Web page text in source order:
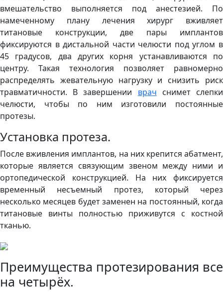
вмешательство выполняется под анестезией. По
намеченному плану лечения хирург вживляет
титановые конструкции, две пары имплантов
фиксируются в дистальной части челюсти под углом в
45 градусов, два других корня устанавливаются по
центру. Такая технология позволяет равномерно
распределять жевательную нагрузку и снизить риск
травматичности. В завершении врач снимет слепки
челюсти, чтобы по ним изготовили постоянные
протезы.
Установка протеза.
После вживления имплантов, на них крепится абатмент,
которые является связующим звеном между ними и
ортопедической конструкцией. На них фиксируется
временный несъемный протез, который через
несколько месяцев будет заменен на постоянный, когда
титановые винты полностью приживутся с костной
тканью.
Преимущества протезирования все
на четырёх.